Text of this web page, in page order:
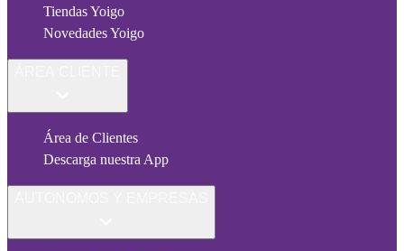
Tiendas Yoigo
Novedades Yoigo
Área de Clientes
Descarga nuestra App